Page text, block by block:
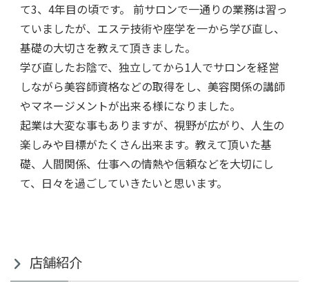
て3、4年目の頃です。 前サロンで一通りの業務は習っ
ていましたが、エステ技術や座学を一から学び直し、
基礎の大切さを教えて頂きました。
学び直したお陰で、独立してから1人でサロンを経営
しながら美容師資格などの取得をし、美容関係の講師
やマネージメントが出来る様になりました。
起業は大変な事もありますが、視野が広がり、人生の
楽しみや目標がたくさん出来ます。教えて頂いた基
礎、人間関係、仕事への情熱や信頼などを大切にし
て、日々を過ごしていきたいと思います。
店舗紹介